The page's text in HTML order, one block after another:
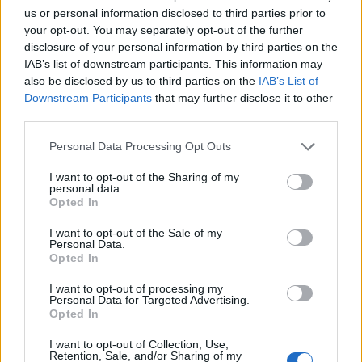
us or personal information disclosed to third parties prior to
your opt-out. You may separately opt-out of the further
disclosure of your personal information by third parties on the
IAB’s list of downstream participants. This information may
also be disclosed by us to third parties on the IAB’s List of
Downstream Participants that may further disclose it to other
Personal Data Processing Opt Outs
I want to opt-out of the Sharing of my
personal data.
Opted In
I want to opt-out of the Sale of my
Personal Data.
Opted In
I want to opt-out of processing my
Personal Data for Targeted Advertising.
Opted In
I want to opt-out of Collection, Use,
Retention, Sale, and/or Sharing of my
Come pannelli OLED ROG Nebula Display, questi schermi hanno
tutto ciò che serve ai giocatori. Entrambe le opzioni sono
caratterizzate da un rapporto d’aspetto di 16:10, VESA
DisplayHDR™ True Black 500 e uno straordinario rapporto di
contrasto di 1.000.000:1 I display vantano anche una copertura del
da schermo principale per i creatori di contenuti che richiedono
accuratezza cromatica nel loro lavoro. Per i videogiocatori, il tempo
di risposta incredibilmente veloce di 0,2 ms elimina virtualmente le
refresh dello schermo.
raffreddamento incredibilmente efficienti, per cui Zephyrus G14 e